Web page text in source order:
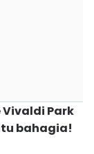
Park
bahagia!